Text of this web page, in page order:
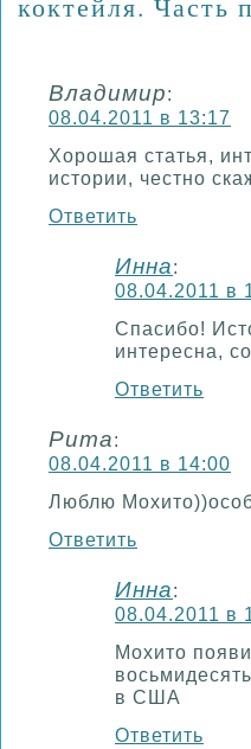
коктейля. Часть
Владимир:
08.04.2011 в 13:17
Хорошая статья,
истории, честно
Ответить
Инна:
08.04.2011 в
Спасибо!
интересна,
Ответить
Рита:
08.04.2011 в 14:00
Люблю
Ответить
Инна:
08.04.2011 в
Мохито
в США
Ответить